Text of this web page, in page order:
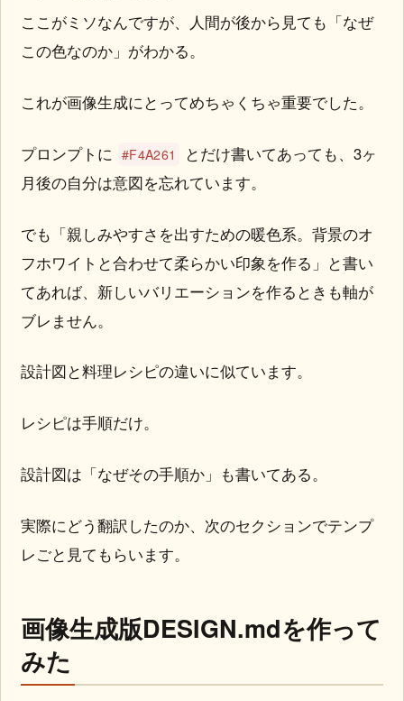
ここがミソなんですが、人間が後から見ても「なぜ
この色なのか」がわかる。
これが画像生成にとってめちゃくちゃ重要でした。
プロンプトに #F4A261
とだけ書いてあっても、3ヶ
月後の自分は意図を忘れています。
でも「親しみやすさを出すための暖色系。背景のオ
フホワイトと合わせて柔らかい印象を作る」と書い
てあれば、新しいバリエーションを作るときも軸が
ブレません。
設計図と料理レシピの違いに似ています。
レシピは手順だけ。
設計図は「なぜその手順か」も書いてある。
実際にどう翻訳したのか、次のセクションでテンプ
レごと見てもらいます。
画像生成版DESIGN.mdを作って
みた